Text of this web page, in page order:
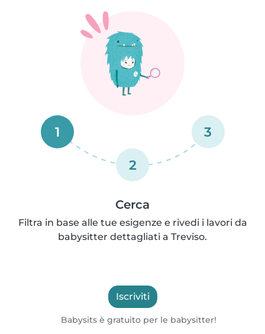
1
2
3
Cerca
Filtra in base alle tue esigenze e rivedi i lavori da
babysitter dettagliati a Treviso.
Iscriviti
Babysits è gratuito per le babysitter!